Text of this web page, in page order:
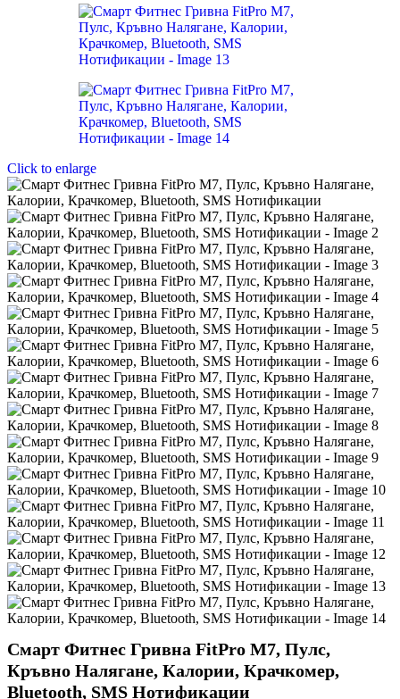
Click to enlarge
Смарт Фитнес Гривна FitPro M7, Пулс,
Кръвно Налягане, Калории, Крачкомер,
Bluetooth, SMS Нотификации